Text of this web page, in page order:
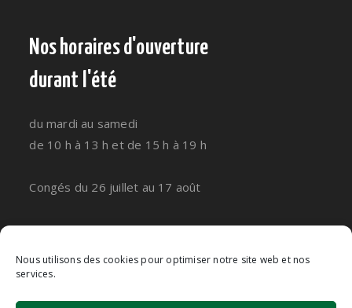
Nous utilisons des cookies pour optimiser notre site web et nos
services.
Nos horaires d'ouverture
durant l'été
du mardi au samedi
de 10 h à 13 h et de 15 h à 19 h
Congés du 26 juillet au 17 août
Nous suivre